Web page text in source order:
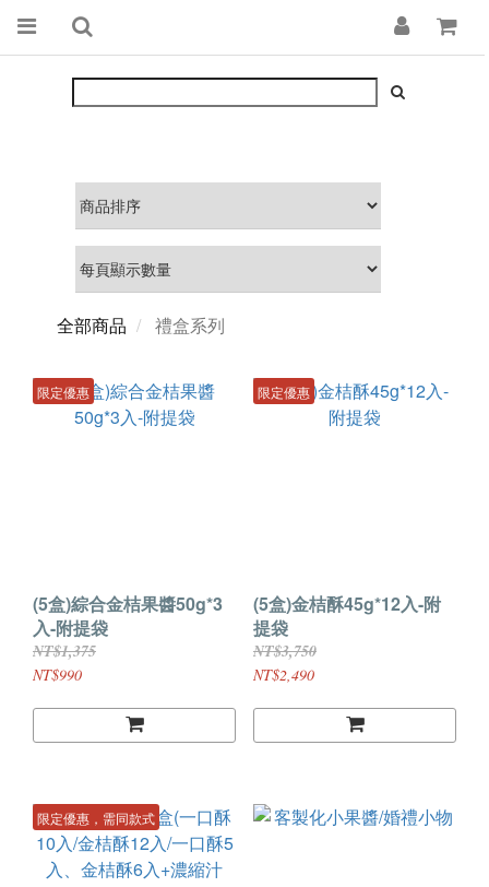
全部商品 禮盒系列
限定優惠
(5盒)綜合金桔果醬50g*3
入-附提袋
NT$1,375
NT$990
限定優惠
(5盒)金桔酥45g*12入-附
提袋
NT$3,750
NT$2,490
限定優惠，需同款式